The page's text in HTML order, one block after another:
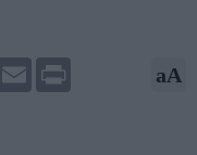
Copy
Link
Email aA